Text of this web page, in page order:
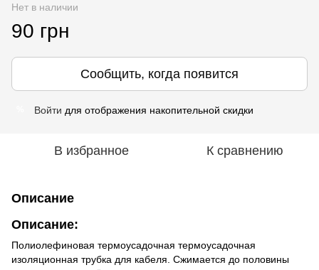
Нет в наличии
90 грн
Сообщить, когда появится
Войти для отображения накопительной скидки
В избранное К сравнению
Описание
Описание:
Полиолефиновая термоусадочная термоусадочная
изоляционная трубка для кабеля. Сжимается до половины